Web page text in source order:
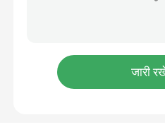
स्विमिंग सूट बिकनी